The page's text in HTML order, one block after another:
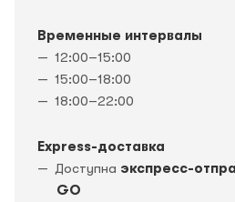
Временные интервалы
12:00–15:00
15:00–18:00
18:00–22:00
Express-доставка
Доступна экспресс-
GO